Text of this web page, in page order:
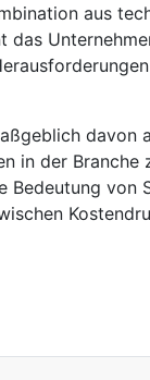
aus
in der
Bedeutung